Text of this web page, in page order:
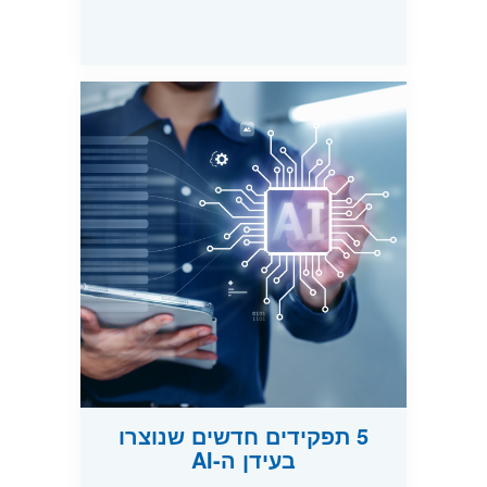
5 תפקידים חדשים שנוצרו
בעידן ה-AI